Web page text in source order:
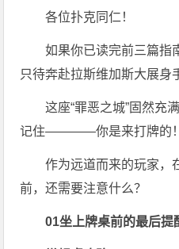
各位扑克同仁！
如果你已读完前三篇指
只待奔赴拉斯维加斯大展身
这座“罪恶之城”固然充
记住————你是来打牌的！
作为远道而来的玩家，
前，还需要注意什么？
01坐上牌桌前的最后提